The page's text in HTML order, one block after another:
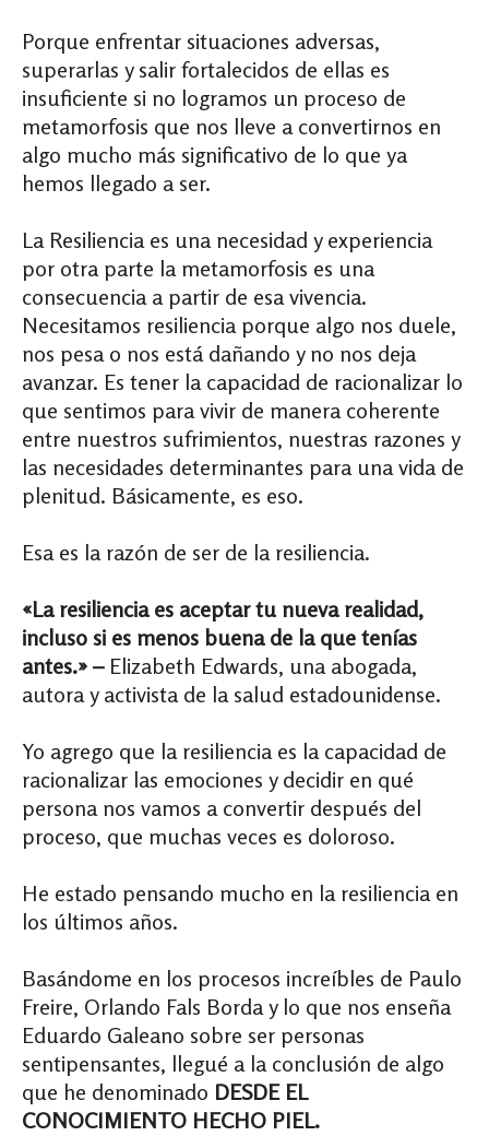
Porque enfrentar situaciones adversas,
superarlas y salir fortalecidos de ellas es
insuficiente si no logramos un proceso de
metamorfosis que nos lleve a convertirnos en
algo mucho más significativo de lo que ya
hemos llegado a ser.
La Resiliencia es una necesidad y experiencia
por otra parte la metamorfosis es una
consecuencia a partir de esa vivencia.
Necesitamos resiliencia porque algo nos duele,
nos pesa o nos está dañando y no nos deja
avanzar. Es tener la capacidad de racionalizar lo
que sentimos para vivir de manera coherente
entre nuestros sufrimientos, nuestras razones y
las necesidades determinantes para una vida de
plenitud. Básicamente, es eso.
Esa es la razón de ser de la resiliencia.
«La resiliencia es aceptar tu nueva realidad,
incluso si es menos buena de la que tenías
antes.» – Elizabeth Edwards, una abogada,
autora y activista de la salud estadounidense.
Yo agrego que la resiliencia es la capacidad de
racionalizar las emociones y decidir en qué
persona nos vamos a convertir después del
proceso, que muchas veces es doloroso.
He estado pensando mucho en la resiliencia en
los últimos años.
Basándome en los procesos increíbles de Paulo
Freire, Orlando Fals Borda y lo que nos enseña
Eduardo Galeano sobre ser personas
sentipensantes, llegué a la conclusión de algo
que he denominado DESDE EL
CONOCIMIENTO HECHO PIEL.